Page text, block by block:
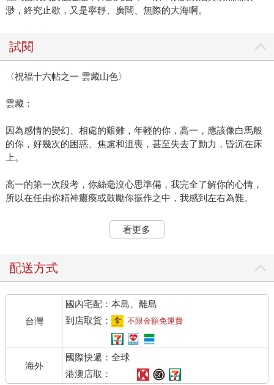
渺，終究止歇，又是寧靜、廣闊、無際的大海啊。
試閱
〈祝福十六帖之一 雲藏山色〉
雲藏：
因為感情的變幻、相處的艱難，年輕的你，高一，應該像白馬般
的你，好幾次的困惑、焦慮和沮喪，甚至失去了動力，昏沉在床
上。
高一的第一次段考，你絲毫沒心思準備，我完全了解你的心情，
所以在任由你精神癱瘓或鼓勵你振作之中，我感到左右為難。
人都有療傷期，都有因失落而帶來的漫長黑暗的甬道。我能做
的，是在假日的凌晨陪你去麥當勞，毫不健康的吃喝；還有，安
安頓的力量。
你不怪喜歡的人，我很高興；但看重自己，也非常重要。你的心
地從小就好，總會替別人設想，所以，我才告訴你：人生的路，
有一天會有一個女子愛你，當她看你之時，會像我做父親般看你
時候的讚歎！
看更多
配送方式
台灣
國內宅配：本島、離島
到店取貨：
不限金額免運費
海外
國際快遞：全球
港澳店取：